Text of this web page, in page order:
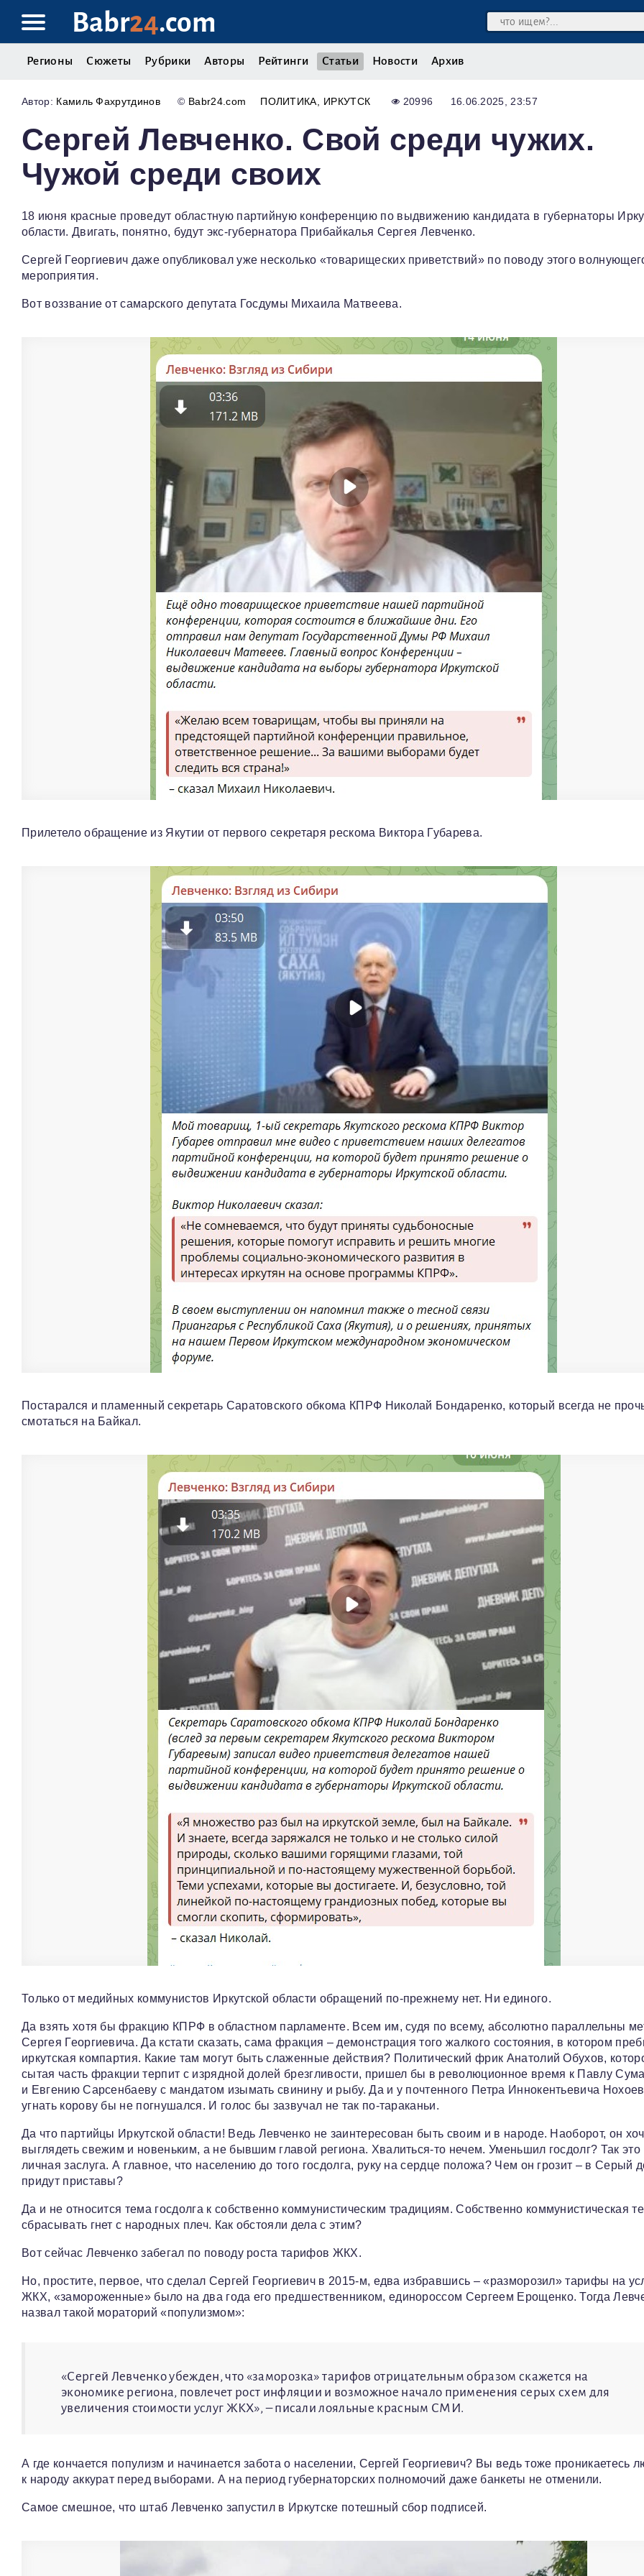
Babr24.com
Регионы Сюжеты Рубрики Авторы Рейтинги Статьи Новости Архив
Камиль Фахрутдинов © Babr24.com ПОЛИТИКА ИРКУТСК 20996 16.06.2025, 23:57
Сергей Левченко. Свой среди чужих.
Чужой среди своих
18 июня красные проведут областную партийную конференцию по выдвижению кандидата в губернаторы
области. Двигать, понятно, будут экс-губернатора Прибайкалья Сергея Левченко.
Сергей Георгиевич даже опубликовал уже несколько «товарищеских приветствий» по поводу этого
мероприятия.
Вот воззвание от самарского депутата Госдумы Михаила Матвеева.
Прилетело обращение из Якутии от первого секретаря рескома Виктора Губарева.
Постарался и пламенный секретарь Саратовского обкома КПРФ Николай Бондаренко, который всегда не
смотаться на Байкал.
Только от медийных коммунистов Иркутской области обращений по-прежнему нет. Ни единого.
Да взять хотя бы фракцию КПРФ в областном парламенте. Всем им, судя по всему, абсолютно параллельны
Сергея Георгиевича. Да кстати сказать, сама фракция – демонстрация того жалкого состояния, в котором
иркутская компартия. Какие там могут быть слаженные действия? Политический фрик Анатолий Обухов,
сытая часть фракции терпит с изрядной долей брезгливости, пришел бы в революционное время к Павлу
и Евгению Сарсенбаеву с мандатом изымать свинину и рыбу. Да и у почтенного Петра Иннокентьевича
угнать корову бы не погнушался. И голос бы зазвучал не так по-тараканьи.
Да что партийцы Иркутской области! Ведь Левченко не заинтересован быть своим и в народе. Наоборот, он
выглядеть свежим и новеньким, а не бывшим главой региона. Хвалиться-то нечем. Уменьшил госдолг? Так это
личная заслуга. А главное, что населению до того госдолга, руку на сердце положа? Чем он грозит – в Серый
придут приставы?
Да и не относится тема госдолга к собственно коммунистическим традициям. Собственно коммунистическая
сбрасывать гнет с народных плеч. Как обстояли дела с этим?
Вот сейчас Левченко забегал по поводу роста тарифов ЖКХ.
Но, простите, первое, что сделал Сергей Георгиевич в 2015-м, едва избравшись – «разморозил» тарифы на
ЖКХ, «замороженные» было на два года его предшественником, единороссом Сергеем Ерощенко. Тогда
назвал такой мораторий «популизмом»:
«Сергей Левченко убежден, что «заморозка» тарифов отрицательным образом скажется на
экономике региона, повлечет рост инфляции и возможное начало применения серых схем для
увеличения стоимости услуг ЖКХ», – писали лояльные красным СМИ.
А где кончается популизм и начинается забота о населении, Сергей Георгиевич? Вы ведь тоже проникаетесь
к народу аккурат перед выборами. А на период губернаторских полномочий даже банкеты не отменили.
Самое смешное, что штаб Левченко запустил в Иркутске потешный сбор подписей.